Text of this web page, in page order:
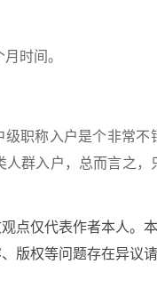
时间。
职称入户是个非常不
群入户，总而言之，
点仅代表作者本人。
版权等问题存在异议